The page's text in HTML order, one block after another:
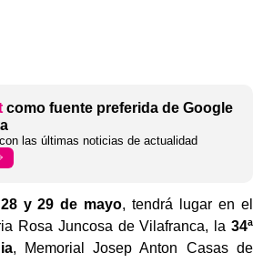
como fuente preferida de Google
las últimas noticias de actualidad
y 29 de mayo, tendrá lugar en el
Rosa Juncosa de Vilafranca, la 34ª
, Memorial Josep Anton Casas de